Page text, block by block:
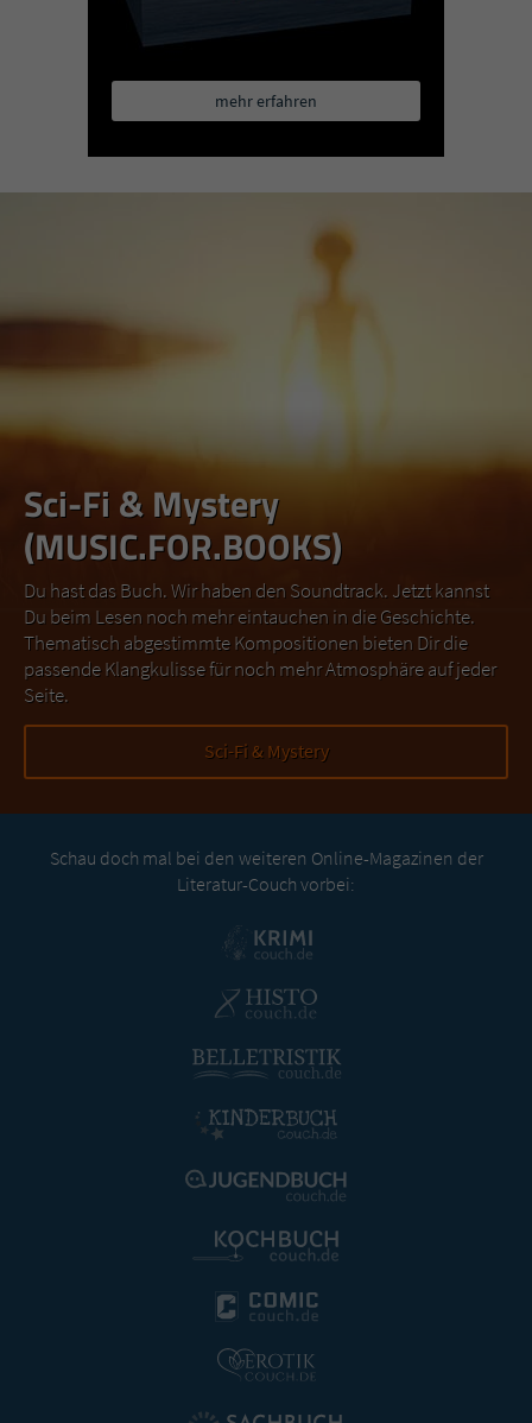
mehr erfahren
Sci-Fi & Mystery
(MUSIC.FOR.BOOKS)
Du hast das Buch. Wir haben den Soundtrack. Jetzt kannst
Du beim Lesen noch mehr eintauchen in die Geschichte.
Thematisch abgestimmte Kompositionen bieten Dir die
passende Klangkulisse für noch mehr Atmosphäre auf jeder
Seite.
Sci-Fi & Mystery
Schau doch mal bei den weiteren Online-Magazinen der
Literatur-Couch vorbei: